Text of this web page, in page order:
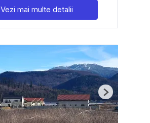
Vezi mai multe detalii
Next